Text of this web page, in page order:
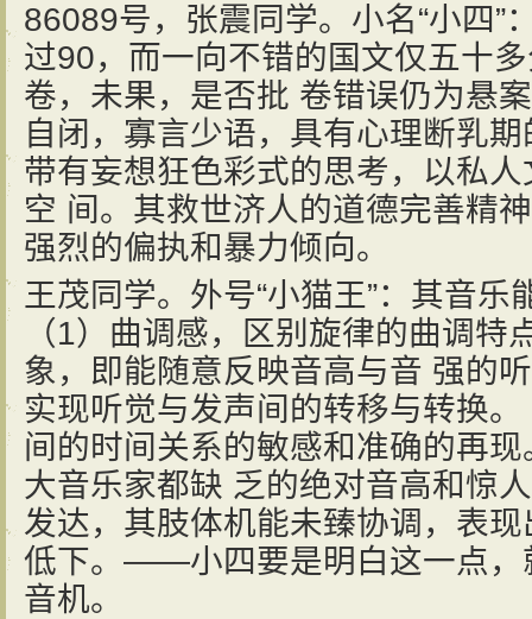
86089号，张震同学。小名“小四”
过90，而一向不错的国文仅五十
卷，未果，是否批 卷错误仍为悬
自闭，寡言少语，具有心理断乳
带有妄想狂色彩式的思考，以私
空 间。其救世济人的道德完善精
强烈的偏执和暴力倾向。
王茂同学。外号“小猫王”：其音
（1）曲调感，区别旋律的曲调特
象，即能随意反映音高与音 强的
实现听觉与发声间的转移与转换
间的时间关系的敏感和准确的再
大音乐家都缺 乏的绝对音高和惊
发达，其肢体机能未臻协调，表
低下。——小四要是明白这一点，
音机。